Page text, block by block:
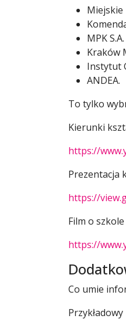
Miejskie
MPK
Kraków
Instytut
ANDEA.
To tylko
Kierunki
https://
Prezentacja
https://
Film o szkole
https://
Co umie